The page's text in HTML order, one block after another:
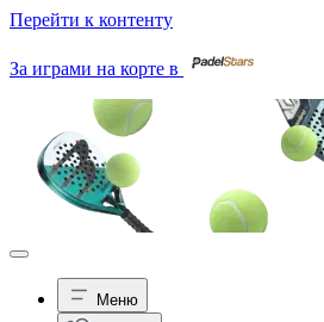
Перейти к контенту
За играми на корте в
Меню